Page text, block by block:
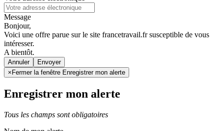
Message
Bonjour,
Voici une offre parue sur le site francetravail.fr susceptible de vous
intéresser.
A bientôt.
Annuler
× Fermer la fenêtre Enregistrer mon alerte
Enregistrer mon alerte
Tous les champs sont obligatoires